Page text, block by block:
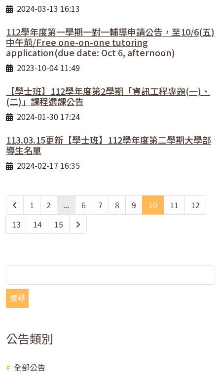
2024-03-13 16:13
112學年度第一學期一對一輔導申請公告，至10/6(五)
中午前/Free one-on-one tutoring
application(due date: Oct 6, afternoon)
2023-10-04 11:49
【學士班】112學年度第2學期「資訊工程專題(一)、
(二)」課程選課公告
2024-01-30 17:24
113.03.15更新【學士班】112學年度第二學期大學部
導生名單
2024-02-17 16:35
1 2 ... 6 7 8 9 10 11
12
13
14 15
搜尋
公告類別
全部公告